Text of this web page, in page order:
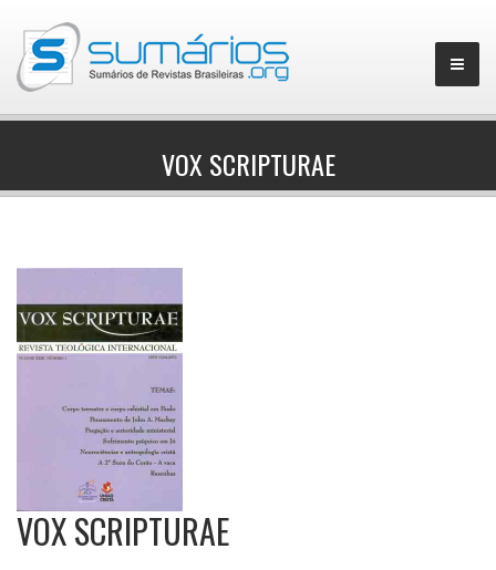
▼
VOX SCRIPTURAE
VOX SCRIPTURAE